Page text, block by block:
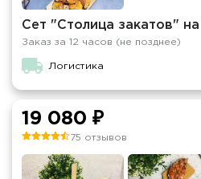
Сет "Столица закатов" на
Заказ за 12 часов (не позднее)
Логистика
19 080 ₽
75 отзывов